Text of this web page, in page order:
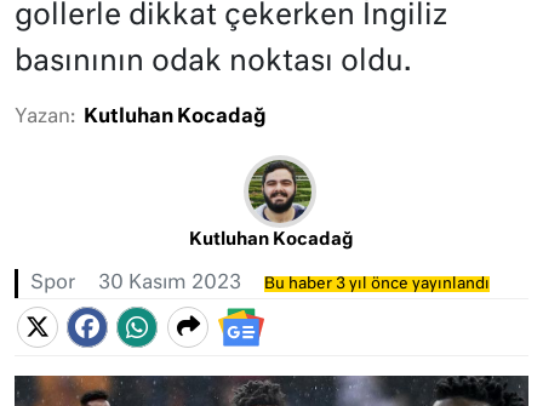
gollerle dikkat çekerken İngiliz
basınının odak noktası oldu.
Yazan: Kutluhan Kocadağ
Kutluhan Kocadağ
Spor 30 Kasım 2023 Bu haber 3 yıl önce yayınlandı